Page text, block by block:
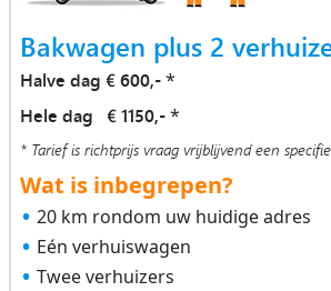
Bakwagen plus 2
Halve dag € 600,-*
Hele dag € 1150,-*
* Tarief is richtprijs vraag vrijblijvend een
Wat is inbegrepen?
20 km rondom uw huidige adres
Eén verhuiswagen
Twee verhuizers